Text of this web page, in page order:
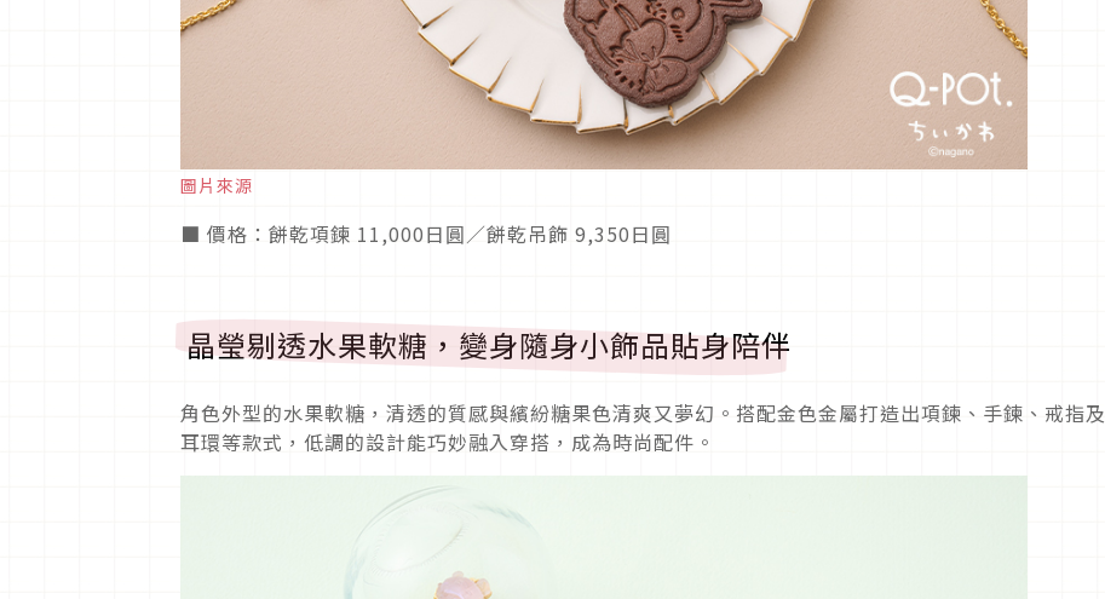
圖片來源
■ 價格：餅乾項鍊 11,000日圓／餅乾吊飾 9,350日圓
晶瑩剔透水果軟糖，變身隨身小飾品貼身陪伴
角色外型的水果軟糖，清透的質感與繽紛糖果色清爽又夢幻。搭配金色金屬打造出項鍊、手鍊、戒指及
耳環等款式，低調的設計能巧妙融入穿搭，成為時尚配件。